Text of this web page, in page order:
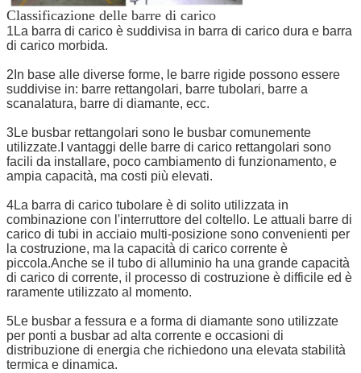
Classificazione delle barre di carico
1La barra di carico è suddivisa in barra di carico dura e barra
di carico morbida.
2In base alle diverse forme, le barre rigide possono essere
suddivise in: barre rettangolari, barre tubolari, barre a
scanalatura, barre di diamante, ecc.
3Le busbar rettangolari sono le busbar comunemente
utilizzate.I vantaggi delle barre di carico rettangolari sono
facili da installare, poco cambiamento di funzionamento, e
ampia capacità, ma costi più elevati.
4La barra di carico tubolare è di solito utilizzata in
combinazione con l'interruttore del coltello. Le attuali barre di
carico di tubi in acciaio multi-posizione sono convenienti per
la costruzione, ma la capacità di carico corrente è
piccola.Anche se il tubo di alluminio ha una grande capacità
di carico di corrente, il processo di costruzione è difficile ed è
raramente utilizzato al momento.
5Le busbar a fessura e a forma di diamante sono utilizzate
per ponti a busbar ad alta corrente e occasioni di
distribuzione di energia che richiedono una elevata stabilità
termica e dinamica.